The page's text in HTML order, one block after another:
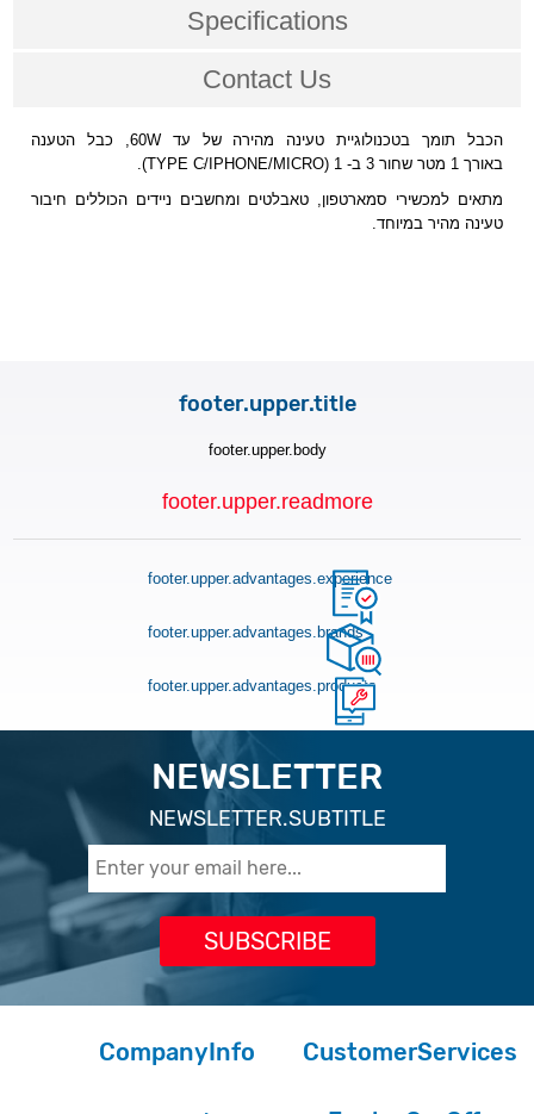
Specifications
Contact Us
הכבל תומך בטכנולוגיית טעינה מהירה של עד 60W, כבל הטענה
באורך 1 מטר שחור 3 ב- 1 (TYPE Cּ/IPHONE/MICRO).
מתאים למכשירי סמארטפון, טאבלטים ומחשבים ניידים הכוללים חיבור
טעינה מהיר במיוחד.
footer.upper.title
footer.upper.body
footer.upper.readmore
footer.upper.advantages.experience
footer.upper.advantages.brands
footer.upper.advantages.products
NEWSLETTER
NEWSLETTER.SUBTITLE
CompanyInfo CustomerServices